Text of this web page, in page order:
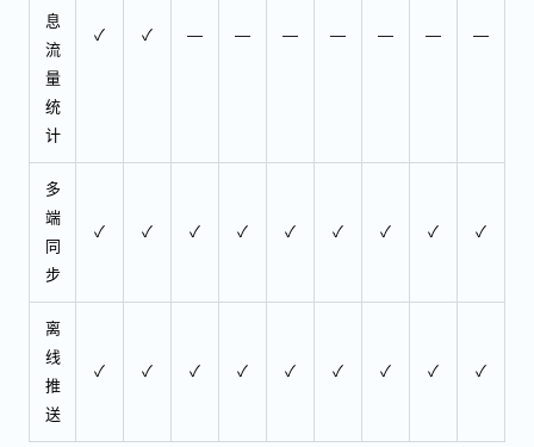
息
流
量
统
计
✓ ✓ — — — — — — —
多
端
同
步
✓ ✓ ✓ ✓ ✓ ✓ ✓ ✓ ✓
离
线
推
送
✓ ✓ ✓ ✓ ✓ ✓ ✓ ✓ ✓